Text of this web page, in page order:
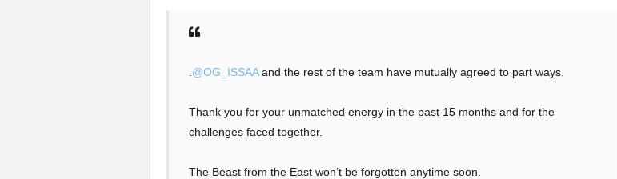
@OG_ISSAAand the rest of the team have mutually agreed to part ways.
Thank you for your unmatched energy in the past 15 months and for the
challenges faced together.
The Beast from the East won’t be forgotten anytime soon.